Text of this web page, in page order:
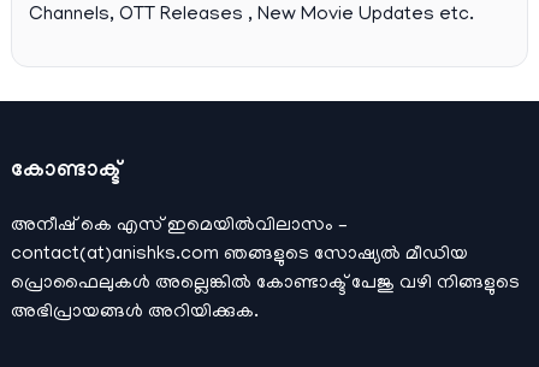
Channels, OTT Releases , New Movie Updates etc.
കോണ്ടാക്ട്
അനീഷ്‌ കെ എസ് ഇമെയില്‍വിലാസം –
contact(at)anishks.com ഞങ്ങളുടെ സോഷ്യല്‍ മീഡിയ
പ്രൊഫൈലുകള്‍ അല്ലെങ്കില്‍ കോണ്ടാക്ട്പേജു വഴി നിങ്ങളുടെ
അഭിപ്രായങ്ങള്‍ അറിയിക്കുക.